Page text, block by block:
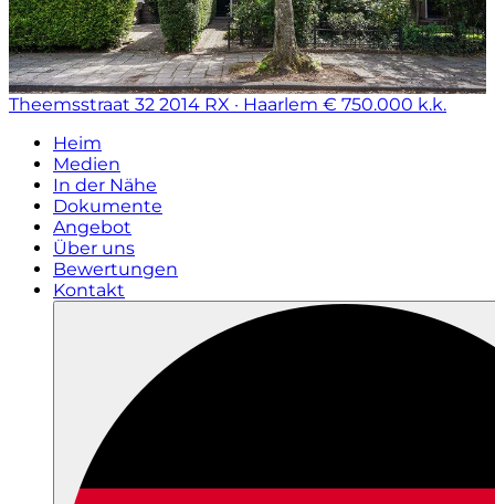
Theemsstraat 32 2014 RX · Haarlem € 750.000 k.k.
Heim
Medien
In der Nähe
Dokumente
Angebot
Über uns
Bewertungen
Kontakt